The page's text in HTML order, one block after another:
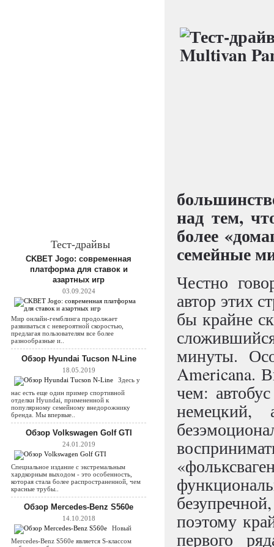
Тест-драйвы
CKBET Jogo: современная
платформа для ставок и
азартных игр
03.09.2024
Мир онлайн-гемблинга продолжает
развиваться с невероятной скоростью,
предлагая пользователям все более
разнообразные и..
Обзор Hyundai Tucson N-Line
18.05.2019
Здесь у
нас есть еще один пример спортивной
отделки Hyundai, примененной к
популярному семейному внедорожнику
бренда. Мы впервые..
Обзор Volkswagen Golf GTI
24.01.2019
Специальное издание с экстремальным
хардкорным выходом - это особенность,
которая стала более распространенной, чем
красные трубы..
Обзор Mercedes-Benz S560e
14.10.2018
Новый
Mercedes-Benz S560e является S-классом
над тем,
более
семейные
Честно
автор этих
бы крайне
минуты.
Americana.
чем:
немецкий,
поэтому
первого